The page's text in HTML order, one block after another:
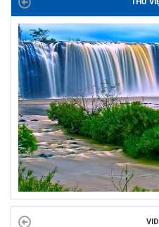
ĐỜI ĐỜI GHI NHỚ CÔNG ƠN
BINH VÀ NGƯỜI CÓ CÔNG VỚI
Công đoàn phường Tuy Hòa tổ
97 năm ngày thành lập Công